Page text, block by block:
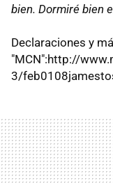
bien. Dormiré bien
Declaraciones y
"MCN":http://
3/